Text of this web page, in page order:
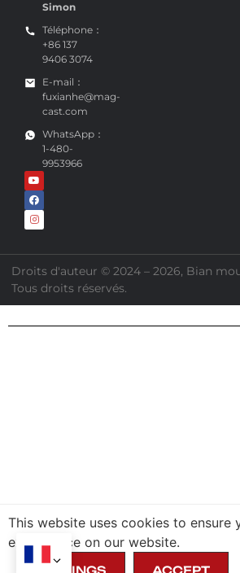
Simon
Téléphone：
+86 137
9406 3074
E-mail：
fuxianhe@mag-
cast.com
WhatsApp：
1-480-
9953966
Droits d'auteur © 2024 – 2026, Bian
Tous droits réservés.
This website uses cookies to ensure
exprerience on our website.